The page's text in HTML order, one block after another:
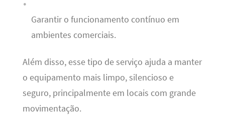
Garantir o funcionamento contínuo em
ambientes comerciais.
Além disso, esse tipo de serviço ajuda a manter
o equipamento mais limpo, silencioso e
seguro, principalmente em locais com grande
movimentação.